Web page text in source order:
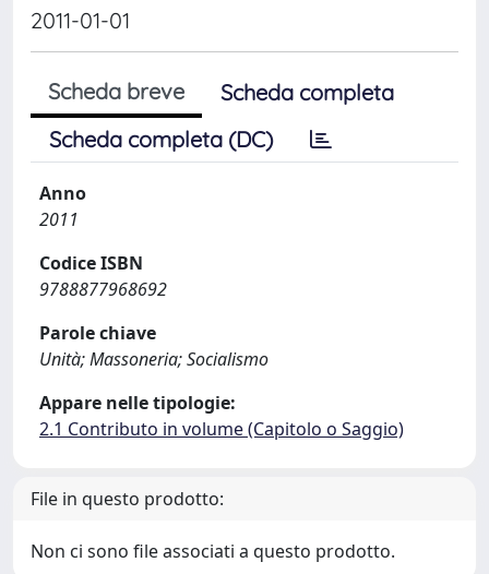
2011-01-01
Scheda breve
Scheda completa
Scheda completa (DC)
Anno
2011
Codice ISBN
9788877968692
Parole chiave
Unità; Massoneria; Socialismo
Appare nelle tipologie:
2.1 Contributo in volume (Capitolo o Saggio)
File in questo prodotto:
Non ci sono file associati a questo prodotto.